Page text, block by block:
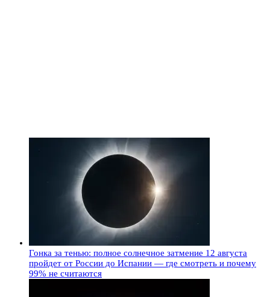
Гонка за тенью: полное солнечное затмение 12 августа
пройдет от России до Испании — где смотреть и почему
99% не считаются